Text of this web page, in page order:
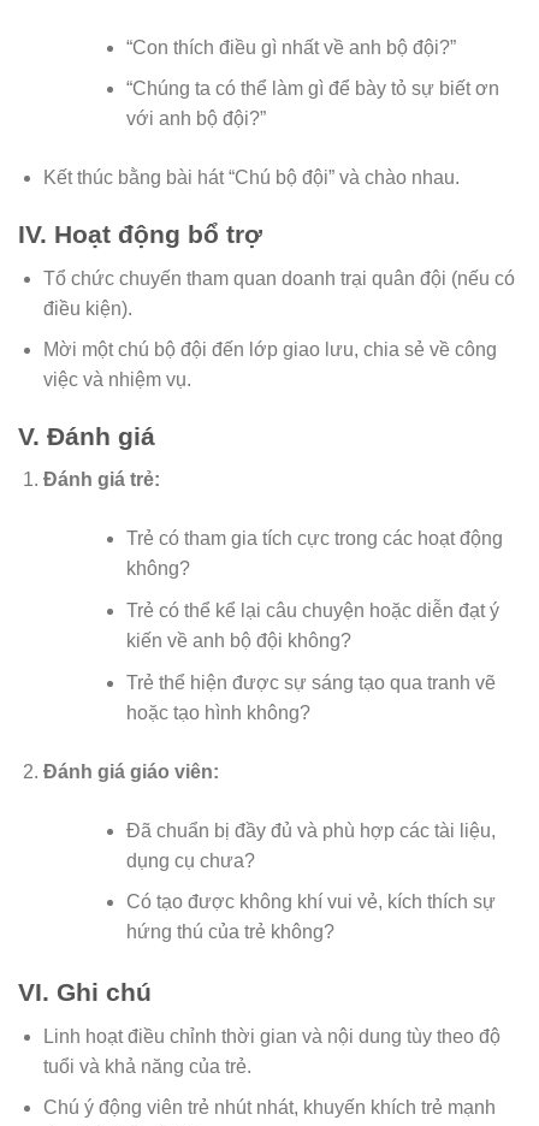
“Con thích điều gì nhất về anh bộ đội?”
“Chúng ta có thể làm gì để bày tỏ sự biết ơn
với anh bộ đội?”
Kết thúc bằng bài hát “Chú bộ đội” và chào nhau.
IV. Hoạt động bổ trợ
Tổ chức chuyến tham quan doanh trại quân đội (nếu có
điều kiện).
Mời một chú bộ đội đến lớp giao lưu, chia sẻ về công
việc và nhiệm vụ.
V. Đánh giá
Đánh giá trẻ:
Trẻ có tham gia tích cực trong các hoạt động
không?
Trẻ có thể kể lại câu chuyện hoặc diễn đạt ý
kiến về anh bộ đội không?
Trẻ thể hiện được sự sáng tạo qua tranh vẽ
hoặc tạo hình không?
Đánh giá giáo viên:
Đã chuẩn bị đầy đủ và phù hợp các tài liệu,
dụng cụ chưa?
Có tạo được không khí vui vẻ, kích thích sự
hứng thú của trẻ không?
VI. Ghi chú
Linh hoạt điều chỉnh thời gian và nội dung tùy theo độ
tuổi và khả năng của trẻ.
Chú ý động viên trẻ nhút nhát, khuyến khích trẻ mạnh